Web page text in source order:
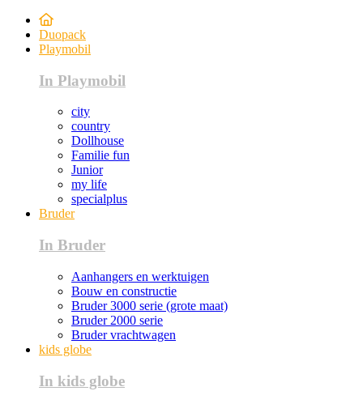
Duopack
Playmobil
In Playmobil
city
country
Dollhouse
Familie fun
Junior
my life
specialplus
Bruder
In Bruder
Aanhangers en werktuigen
Bouw en constructie
Bruder 3000 serie (grote maat)
Bruder 2000 serie
Bruder vrachtwagen
kids globe
In kids globe